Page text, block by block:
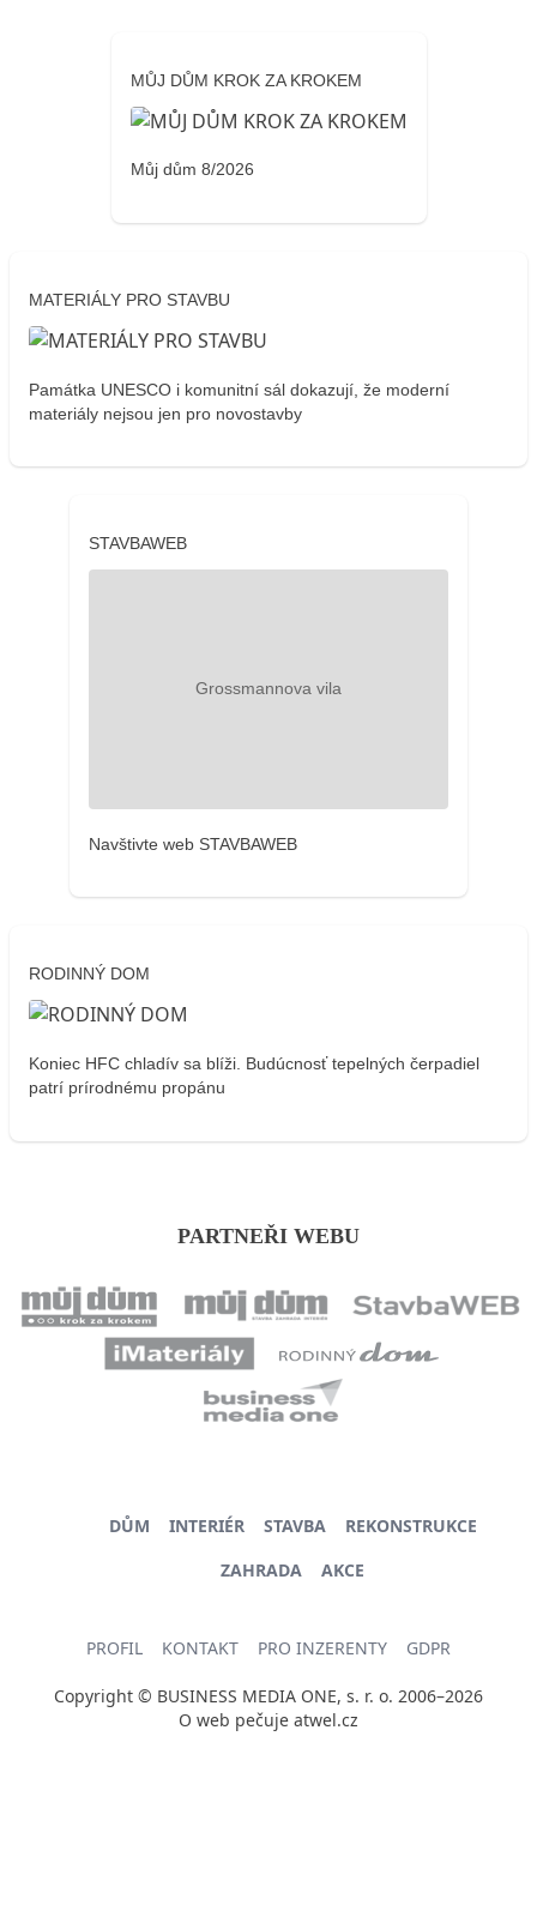
MŮJ DŮM KROK ZA KROKEM
Můj dům 8/2026
MATERIÁLY PRO STAVBU
Památka UNESCO i komunitní sál dokazují, že moderní
materiály nejsou jen pro novostavby
STAVBAWEB
Navštivte web STAVBAWEB
RODINNÝ DOM
Koniec HFC chladív sa blíži. Budúcnosť tepelných čerpadiel
patrí prírodnému propánu
PARTNEŘI WEBU
DŮM INTERIÉR STAVBA
REKONSTRUKCE
ZAHRADA
AKCE
PROFIL KONTAKT PRO INZERENTY GDPR
Copyright © BUSINESS MEDIA ONE, s. r. o. 2006–2026